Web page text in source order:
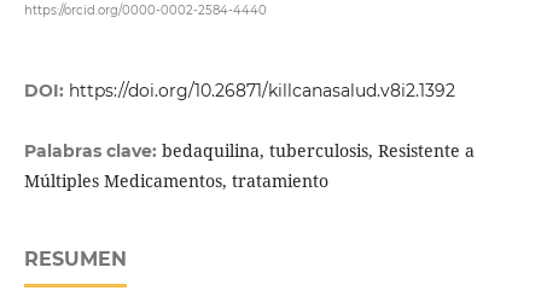
https://orcid.org/0000-0002-2584-4440
DOI: https://doi.org/10.26871/killcanasalud.v8i2.1392
Palabras clave: bedaquilina, tuberculosis, Resistente a
Múltiples Medicamentos, tratamiento
RESUMEN